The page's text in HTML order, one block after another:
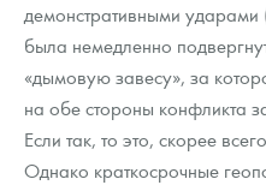
демонстративными ударами
была немедленно
«дымовую завесу», за
на обе стороны конфликта
Если так, то это, скорее
Однако краткосрочные